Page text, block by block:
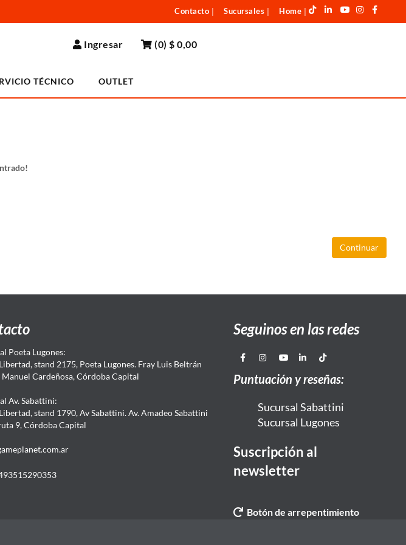
Contacto Sucursales Home
Ingresar (0)$ 0,00
TÉCNICO OUTLET
Continuar
Poeta Lugones:
stand 2175, Poeta Lugones. Fray Luis Beltrán
Manuel Cardeñosa, Córdoba Capital
Av. Sabattini:
stand 1790, Av Sabattini. Av. Amadeo Sabattini
9, Córdoba Capital
Seguinos en las redes
Puntuación y reseñas:
Sucursal Sabattini
Sucursal Lugones
Suscripción al
newsletter
Botón de arrepentimiento